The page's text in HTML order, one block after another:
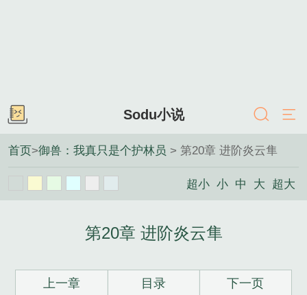
Sodu小说
首页>御兽：我真只是个护林员 > 第20章 进阶炎云隼
超小 小 中 大 超大
第20章 进阶炎云隼
上一章 目录 下一页